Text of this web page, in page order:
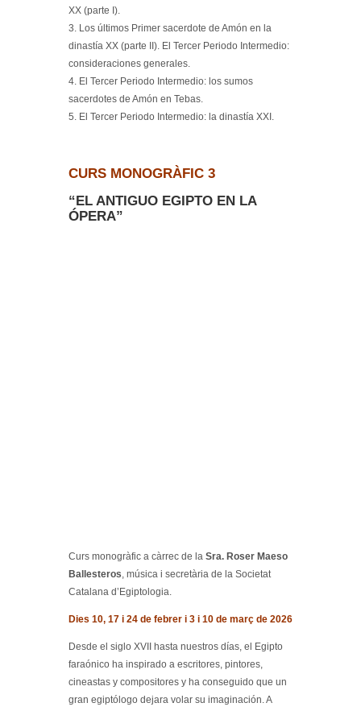
XX (parte I).
3. Los últimos Primer sacerdote de Amón en la
dinastía XX (parte II). El Tercer Periodo Intermedio:
consideraciones generales.
4. El Tercer Periodo Intermedio: los sumos
sacerdotes de Amón en Tebas.
5. El Tercer Periodo Intermedio: la dinastía XXI.
CURS MONOGRÀFIC 3
“EL ANTIGUO EGIPTO EN LA
ÓPERA”
Curs monogràfic a càrrec de la Sra. Roser Maeso
Ballesteros, música i secretària de la Societat
Catalana d’Egiptologia.
Dies 10, 17 i 24 de febrer i 3 i 10 de març de 2026
Desde el siglo XVII hasta nuestros días, el Egipto
faraónico ha inspirado a escritores, pintores,
cineastas y compositores y ha conseguido que un
gran egiptólogo dejara volar su imaginación. A